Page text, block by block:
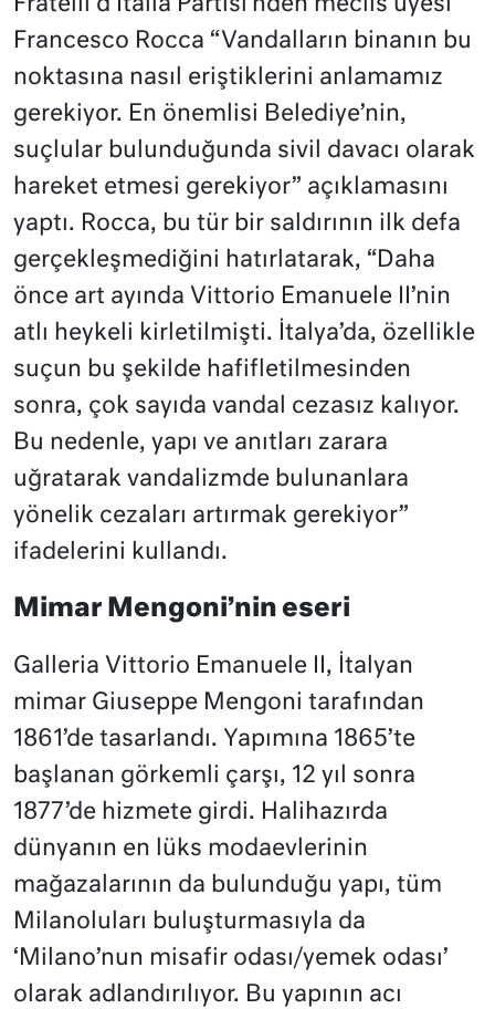
Fratelli d’Italia Partisi’nden meclis üyesi
Francesco Rocca “Vandalların binanın bu
noktasına nasıl eriştiklerini anlamamız
gerekiyor. En önemlisi Belediye’nin,
suçlular bulunduğunda sivil davacı olarak
hareket etmesi gerekiyor” açıklamasını
yaptı. Rocca, bu tür bir saldırının ilk defa
gerçekleşmediğini hatırlatarak, “Daha
önce art ayında Vittorio Emanuele II’nin
atlı heykeli kirletilmişti. İtalya’da, özellikle
suçun bu şekilde hafifletilmesinden
sonra, çok sayıda vandal cezasız kalıyor.
Bu nedenle, yapı ve anıtları zarara
uğratarak vandalizmde bulunanlara
yönelik cezaları artırmak gerekiyor”
ifadelerini kullandı.
Mimar Mengoni’nin eseri
Galleria Vittorio Emanuele II, İtalyan
mimar Giuseppe Mengoni tarafından
1861’de tasarlandı. Yapımına 1865’te
başlanan görkemli çarşı, 12 yıl sonra
1877’de hizmete girdi. Halihazırda
dünyanın en lüks modaevlerinin
mağazalarının da bulunduğu yapı, tüm
Milanoluları buluşturmasıyla da
‘Milano’nun misafir odası/yemek odası’
olarak adlandırılıyor. Bu yapının acı